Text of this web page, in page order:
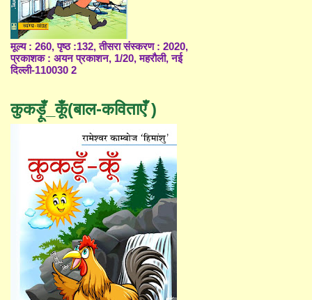
मूल्य : 260, पृष्ठ :132, तीसरा संस्करण : 2020,
प्रकाशक : अयन प्रकाशन, 1/20, महरौली, नई
दिल्ली-110030 2
कुकड़ूँ_कूँ(बाल-कविताएँ )